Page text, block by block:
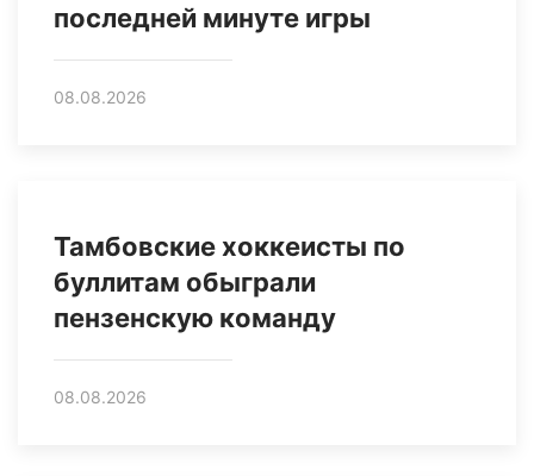
последней минуте игры
08.08.2026
Тамбовские хоккеисты по
буллитам обыграли
пензенскую команду
08.08.2026